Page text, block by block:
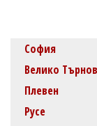
София
Велико
Плевен
Русе